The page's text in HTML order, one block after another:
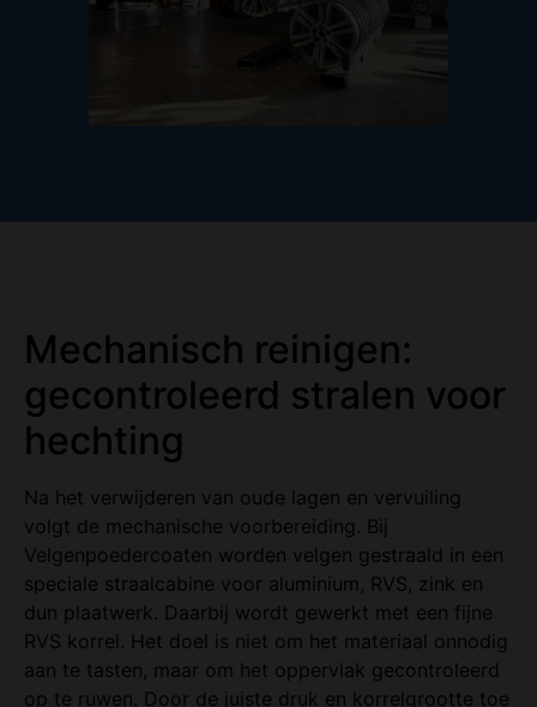
Mechanisch reinigen:
gecontroleerd stralen voor
hechting
Na het verwijderen van oude lagen en vervuiling
volgt de mechanische voorbereiding. Bij
Velgenpoedercoaten worden velgen gestraald in een
speciale straalcabine voor aluminium, RVS, zink en
dun plaatwerk. Daarbij wordt gewerkt met een fijne
RVS korrel. Het doel is niet om het materiaal onnodig
aan te tasten, maar om het oppervlak gecontroleerd
op te ruwen. Door de juiste druk en korrelgrootte toe